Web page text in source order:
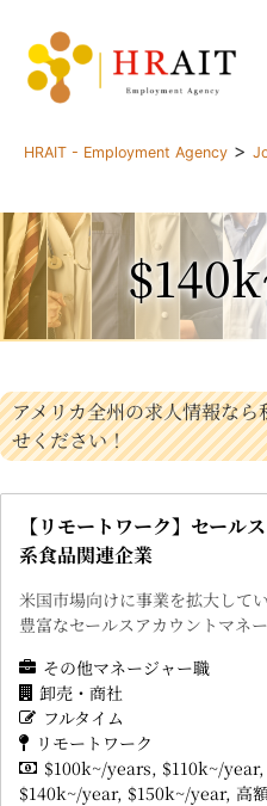
HRAIT - Employment Agency >
アメリカ全州の求人情報なら
せください！
【リモートワーク】セール
系食品関連企業
米国市場向けに事業を拡大して
豊富なセールスアカウントマネ
その他マネージャー職
卸売・商社
フルタイム
リモートワーク
$100k~/years $110k~/year
$140k~/year $150k~/year 高